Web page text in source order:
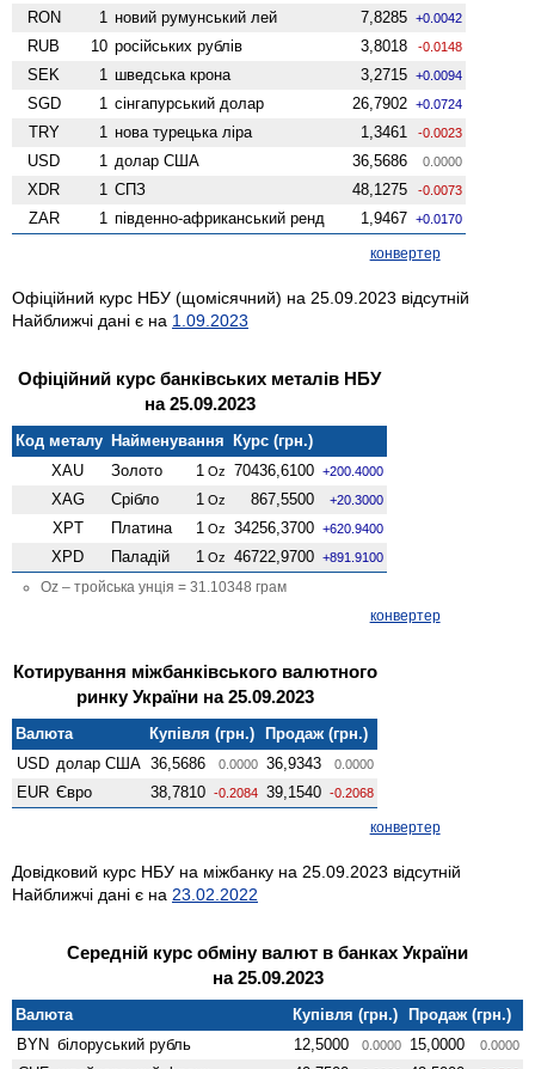
RON 1 новий румунський лей 7,8285 +0.0042
RUB 10 російських рублів 3,8018 -0.0148
SEK 1 шведська крона 3,2715 +0.0094
SGD 1 сінгапурський долар 26,7902 +0.0724
TRY 1 нова турецька ліра 1,3461 -0.0023
USD 1 долар США 36,5686 0.0000
XDR 1 СПЗ 48,1275 -0.0073
ZAR 1 південно-африканський ренд 1,9467 +0.0170
конвертер
Офіційний курс НБУ (щомісячний) на 25.09.2023 відсутній
Найближчі дані є на 1.09.2023
Офіційний курс банківських металів НБУ
на 25.09.2023
Код металу Найменування Курс (грн.)
XAU
Золото 1 Oz 70436,6100 +200.4000
XAG Срібло 1 Oz 867,5500 +20.3000
XPT Платина 1 Oz 34256,3700 +620.9400
XPD Паладій 1 Oz 46722,9700 +891.9100
Oz – тройська унція = 31.10348 грам
конвертер
Котирування міжбанківського валютного
ринку України на 25.09.2023
Валюта Купівля (грн.)
Продаж (грн.)
USD долар США 36,5686 0.0000 36,9343 0.0000
EUR Євро 38,7810 -0.2084 39,1540 -0.2068
конвертер
Довідковий курс НБУ на міжбанку на 25.09.2023 відсутній
Найближчі дані є на 23.02.2022
Середній курс обміну валют в банках України
на 25.09.2023
Валюта Купівля (грн.)
Продаж (грн.)
BYN білоруський рубль 12,5000 0.0000 15,0000 0.0000